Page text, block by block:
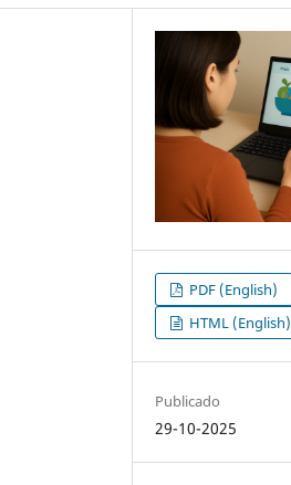
PDF (English)
HTML (English)
Publicado
29-10-2025